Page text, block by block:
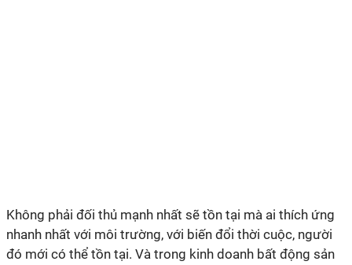
Không phải đối thủ mạnh nhất sẽ tồn tại mà ai thích ứng
nhanh nhất với môi trường, với biến đổi thời cuộc, người
đó mới có thể tồn tại. Và trong kinh doanh bất động sản